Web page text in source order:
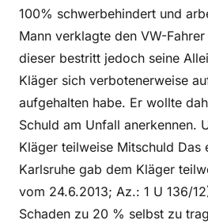
100% schwerbehindert und
Mann verklagte den VW-
dieser bestritt jedoch seine
Kläger sich verbotenerweise
aufgehalten habe. Er wollte
Schuld am Unfall anerkennen.
Kläger teilweise Mitschuld Das
Karlsruhe gab dem Kläger
vom 24.6.2013; Az.: 1 U 136/
Schaden zu 20 % selbst zu